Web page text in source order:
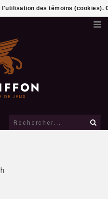
des témoins